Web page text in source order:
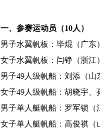
一、参赛运动员（10人）
男子水翼帆板：毕焜（广东）
女子水翼帆板：闫铮（浙江）
男子49人级帆船：刘添（山
女子49人级帆船：胡晓宇、
男子单人艇帆船：罗军锁（
女子单人艇帆船：高俊祺（